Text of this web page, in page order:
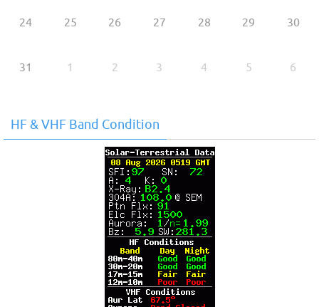
24 25 26 27 28 29 30
31 1 2 3 4 5 6
HF & VHF Band Condition